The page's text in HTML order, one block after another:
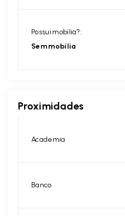
Possui mobília?:
Sem mobília
Proximidades
Academia
Banco